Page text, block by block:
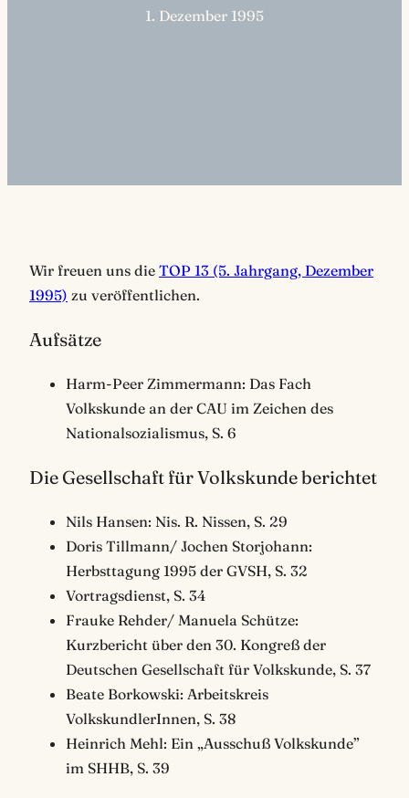
1. Dezember 1995
Wir freuen uns die TOP 13 (5. Jahrgang, Dezember
1995) zu veröffentlichen.
Aufsätze
Harm-Peer Zimmermann: Das Fach
Volkskunde an der CAU im Zeichen des
Nationalsozialismus, S. 6
Die Gesellschaft für Volkskunde berichtet
Nils Hansen: Nis. R. Nissen, S. 29
Doris Tillmann/ Jochen Storjohann:
Herbsttagung 1995 der GVSH, S. 32
Vortragsdienst, S. 34
Frauke Rehder/ Manuela Schütze:
Kurzbericht über den 30. Kongreß der
Deutschen Gesellschaft für Volkskunde, S. 37
Beate Borkowski: Arbeitskreis
VolkskundlerInnen, S. 38
Heinrich Mehl: Ein „Ausschuß Volkskunde”
im SHHB, S. 39